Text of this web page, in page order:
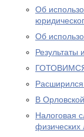
Об
Об
Результаты
В
Налоговая
физических